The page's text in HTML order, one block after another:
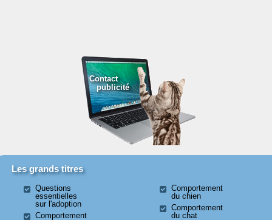
Contact
publicité
Les grands titres
Questions
essentielles
sur l'adoption
Comportement
Comportement
du chien
Comportement
du chat